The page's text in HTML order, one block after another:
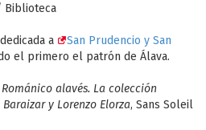
Biblioteca
a
San Prudencio y San
el primero el patrón de Álava.
alavés. La colección
y Lorenzo Elorza, Sans Soleil